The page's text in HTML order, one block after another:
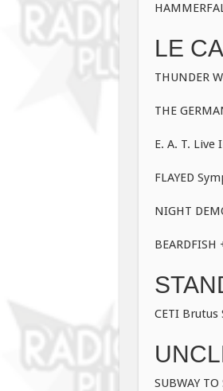
LE
THUNDER
THE
E. A. T. Live
FLAYED
NIGHT
CETI Brutus
SUBWAY